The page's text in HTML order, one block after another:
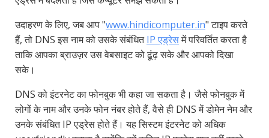
उदाहरण के लिए, जब आप "www.hindicomputer.in" टाइप करते
हैं, तो DNS इस नाम को उसके संबंधितIP एड्रेसमें परिवर्तित करता है
ताकि आपका ब्राउज़र उस वेबसाइट को ढूंढ़ सके और आपको दिखा
सके।
DNS को इंटरनेट का फोनबुक भी कहा जा सकता है। जैसे फोनबुक में
लोगों के नाम और उनके फोन नंबर होते हैं, वैसे ही DNS में डोमेन नेम और
उनके संबंधित IP एड्रेस होते हैं। यह सिस्टम इंटरनेट को अधिक